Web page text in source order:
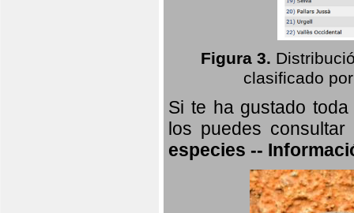
Figura 3.
clasificado
Si te ha gustado
los puedes
especies --